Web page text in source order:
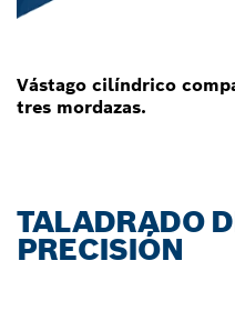
Vástago cilíndrico
tres mordazas.
TALADRADO
PRECISIÓN